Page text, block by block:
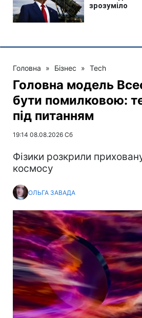
Головна » Бізнес » Tech
Головна модель
бути помилковою:
під питанням
19:14 08.08.2026 Сб
Фізики розкрили
космосу
ОЛЬГА ЗАВАДА